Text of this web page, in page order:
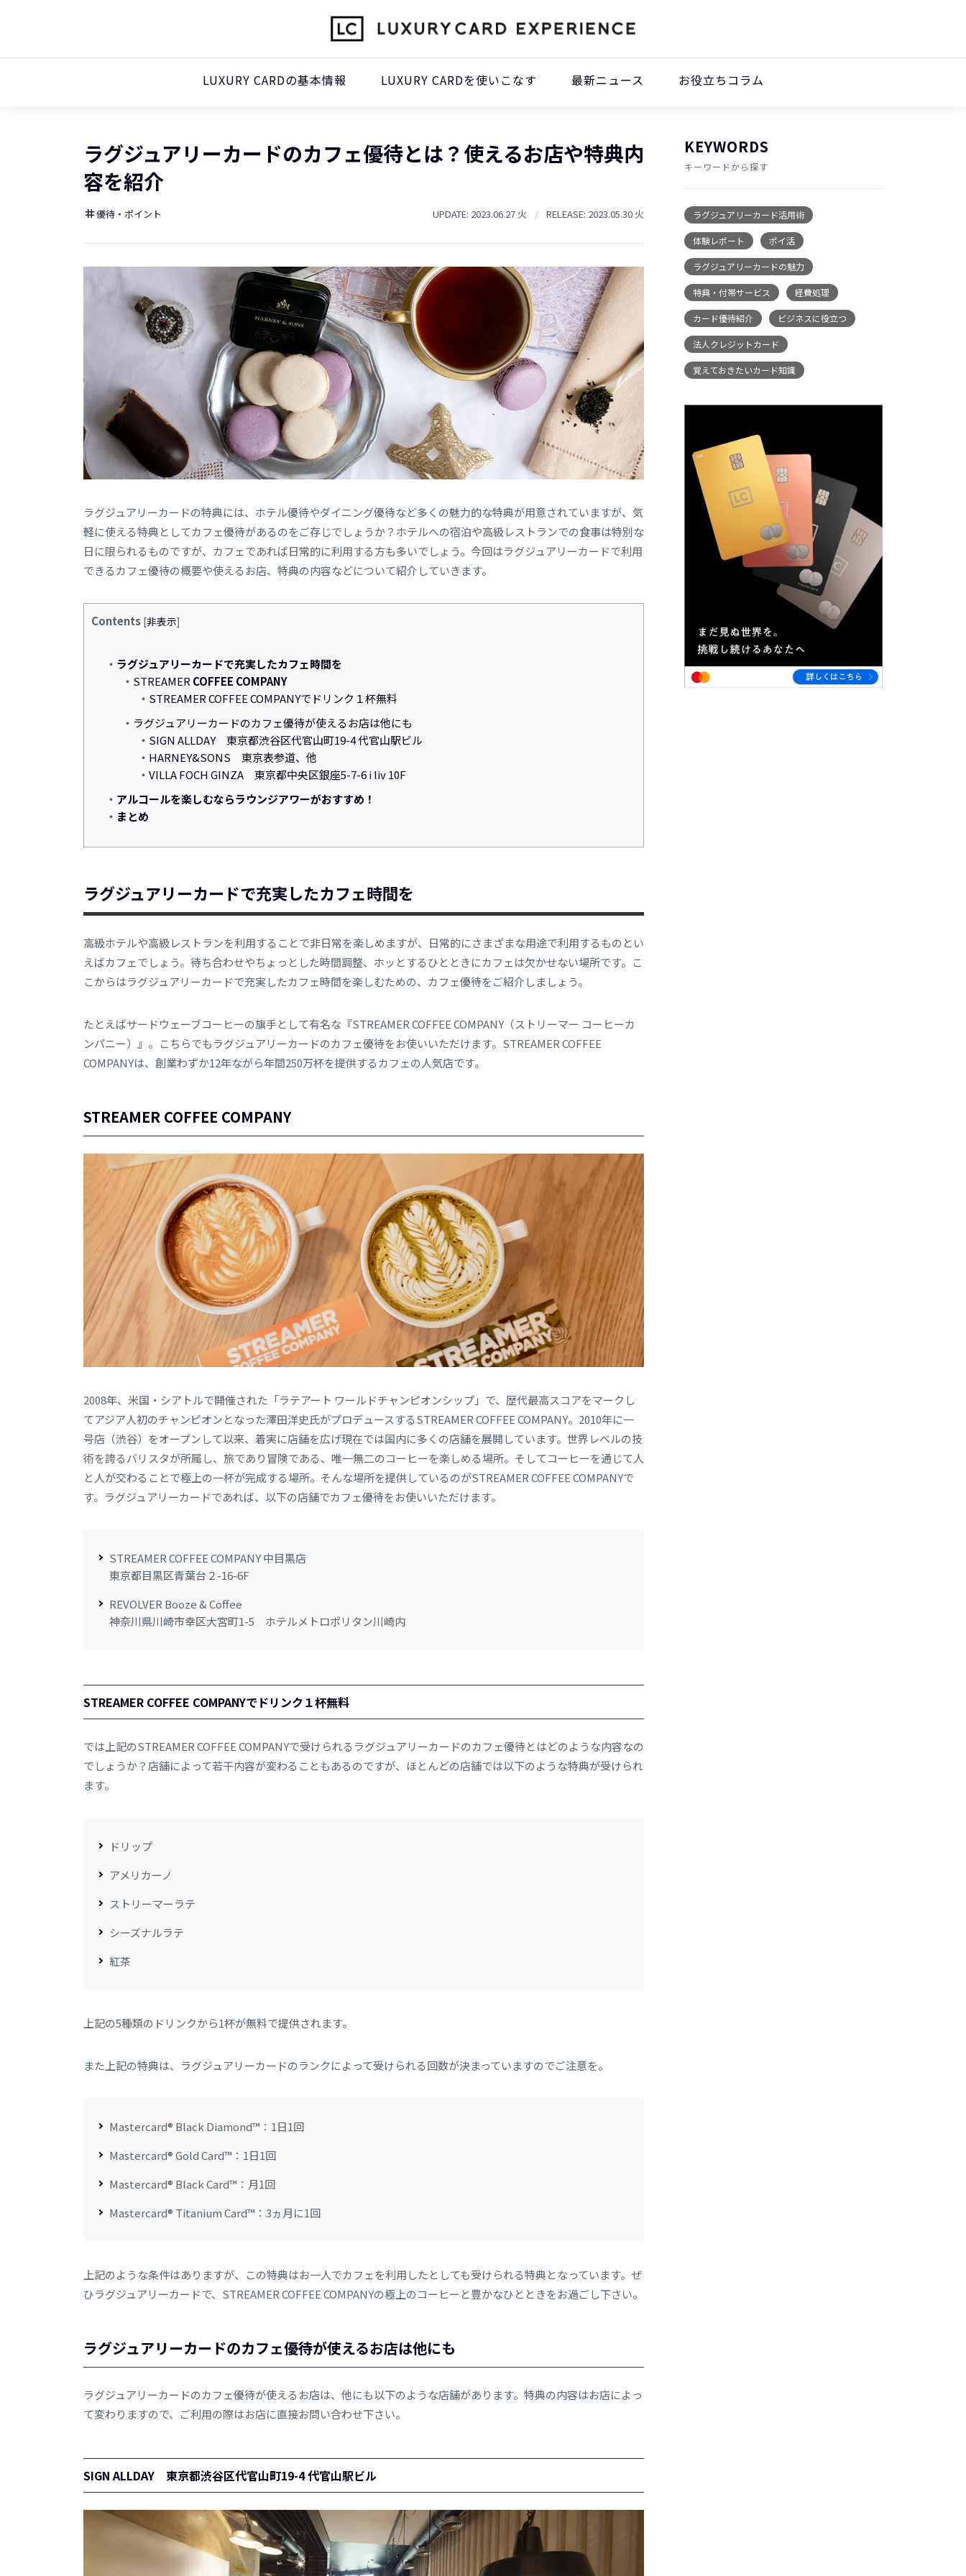
LUXURY CARDの基本情報 LUXURY CARDを使いこなす 最新ニュース お役立ちコラム
ラグジュアリーカードのカフェ優待とは？使えるお店や特典内
容を紹介
tag優待・ポイント UPDATE: 2023.06.27 火 / RELEASE: 2023.05.30 火
ラグジュアリーカードの特典には、ホテル優待やダイニング優待など多くの魅力的な特典が用意されていますが、気
軽に使える特典としてカフェ優待があるのをご存じでしょうか？ホテルへの宿泊や高級レストランでの食事は特別な
日に限られるものですが、カフェであれば日常的に利用する方も多いでしょう。今回はラグジュアリーカードで利用
できるカフェ優待の概要や使えるお店、特典の内容などについて紹介していきます。
Contents [非表示]
ラグジュアリーカードで充実したカフェ時間を
STREAMERCOFFEE COMPANY
STREAMER COFFEE COMPANYでドリンク１杯無料
ラグジュアリーカードのカフェ優待が使えるお店は他にも
SIGN ALLDAY 東京都渋谷区代官山町19-4 代官山駅ビル
HARNEY&SONS 東京表参道、他
VILLA FOCH GINZA 東京都中央区銀座5-7-6 i liv 10F
アルコールを楽しむならラウンジアワーがおすすめ！
まとめ
ラグジュアリーカードで充実したカフェ時間を
高級ホテルや高級レストランを利用することで非日常を楽しめますが、日常的にさまざまな用途で利用するものとい
えばカフェでしょう。待ち合わせやちょっとした時間調整、ホッとするひとときにカフェは欠かせない場所です。こ
こからはラグジュアリーカードで充実したカフェ時間を楽しむための、カフェ優待をご紹介しましょう。
たとえばサードウェーブコーヒーの旗手として有名な『STREAMER COFFEE COMPANY（ストリーマー コーヒーカ
ンパニー）』。こちらでもラグジュアリーカードのカフェ優待をお使いいただけます。STREAMER COFFEE
COMPANYは、創業わずか12年ながら年間250万杯を提供するカフェの人気店です。
STREAMER COFFEE COMPANY
2008年、米国・シアトルで開催された「ラテアート ワールドチャンピオンシップ」で、歴代最高スコアをマークし
てアジア人初のチャンピオンとなった澤田洋史氏がプロデュースするSTREAMER COFFEE COMPANY。2010年に一
号店（渋谷）をオープンして以来、着実に店舗を広げ現在では国内に多くの店舗を展開しています。世界レベルの技
術を誇るバリスタが所属し、旅であり冒険である、唯一無二のコーヒーを楽しめる場所。そしてコーヒーを通じて人
と人が交わることで極上の一杯が完成する場所。そんな場所を提供しているのがSTREAMER COFFEE COMPANYで
す。ラグジュアリーカードであれば、以下の店舗でカフェ優待をお使いいただけます。
STREAMER COFFEE COMPANY 中目黒店
東京都目黒区青葉台２-16-6F
REVOLVER Booze & Coffee
神奈川県川崎市幸区大宮町1-5 ホテルメトロポリタン川崎内
STREAMER COFFEE COMPANYでドリンク１杯無料
では上記のSTREAMER COFFEE COMPANYで受けられるラグジュアリーカードのカフェ優待とはどのような内容なの
でしょうか？店舗によって若干内容が変わることもあるのですが、ほとんどの店舗では以下のような特典が受けられ
ます。
ドリップ
アメリカーノ
ストリーマーラテ
シーズナルラテ
紅茶
上記の5種類のドリンクから1杯が無料で提供されます。
また上記の特典は、ラグジュアリーカードのランクによって受けられる回数が決まっていますのでご注意を。
Mastercard® Black Diamond™：1日1回
Mastercard® Gold Card™：1日1回
Mastercard® Black Card™：月1回
Mastercard® Titanium Card™：3ヵ月に1回
上記のような条件はありますが、この特典はお一人でカフェを利用したとしても受けられる特典となっています。ぜ
ひラグジュアリーカードで、STREAMER COFFEE COMPANYの極上のコーヒーと豊かなひとときをお過ごし下さい。
ラグジュアリーカードのカフェ優待が使えるお店は他にも
ラグジュアリーカードのカフェ優待が使えるお店は、他にも以下のような店舗があります。特典の内容はお店によっ
て変わりますので、ご利用の際はお店に直接お問い合わせ下さい。
SIGN ALLDAY 東京都渋谷区代官山町19-4 代官山駅ビル
KEYWORDS
キーワードから探す
ラグジュアリーカード活用術
体験レポート ポイ活
ラグジュアリーカードの魅力
特典・付帯サービス 経費処理
カード優待紹介 ビジネスに役立つ
法人クレジットカード
覚えておきたいカード知識